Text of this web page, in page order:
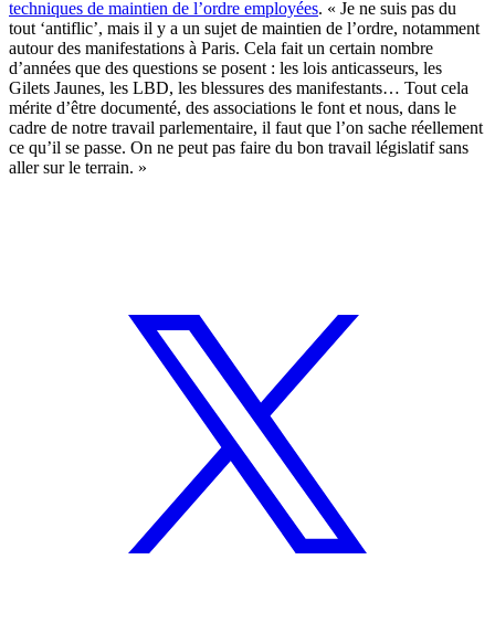
techniques de maintien de l’ordre employées. « Je ne suis pas du
tout ‘antiflic’, mais il y a un sujet de maintien de l’ordre, notamment
autour des manifestations à Paris. Cela fait un certain nombre
d’années que des questions se posent : les lois anticasseurs, les
Gilets Jaunes, les LBD, les blessures des manifestants… Tout cela
mérite d’être documenté, des associations le font et nous, dans le
cadre de notre travail parlementaire, il faut que l’on sache réellement
ce qu’il se passe. On ne peut pas faire du bon travail législatif sans
aller sur le terrain. »